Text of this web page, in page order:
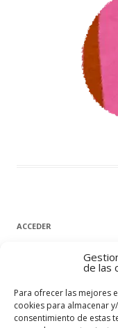
de las
Para ofrecer las mejores
cookies para almacenar
consentimiento de estas
ACCEDER
Nombre de usuario
Contraseña